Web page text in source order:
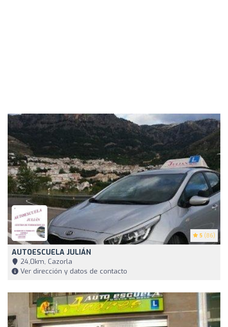
5 (86)
AUTOESCUELA JULIÁN
24,0km, Cazorla
Ver dirección y datos de contacto